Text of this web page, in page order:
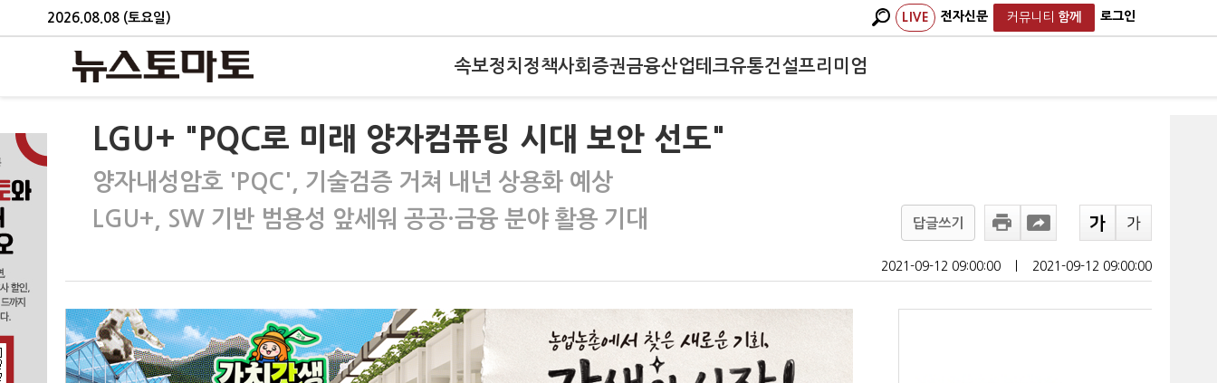
2026.08.08 (토요일) LIVE 전자신문 커뮤니티 함께 로그인
속보정치 정책사회 증권금융산업테크유통건설프리미엄
LGU+ "PQC로 미래 양자컴퓨팅 시대 보안 선도"
양자내성암호 'PQC', 기술검증 거쳐 내년 상용화 예상
LGU+, SW 기반 범용성 앞세워 공공·금융 분야 활용 기대
답글쓰기
2021-09-12 09:00:00 2021-09-12 09:00:00